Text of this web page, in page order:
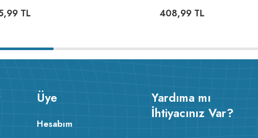
TL
YAZILI ERKEK
408,99 TL
Üye
Hesabım
Yardıma mı
İhtiyacınız Var?